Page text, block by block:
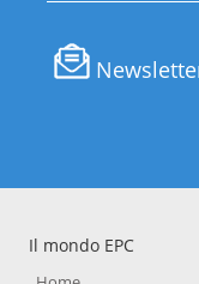
Il mondo EPC